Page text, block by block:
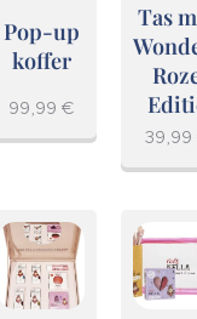
Pop-up
koffer
99,99 €
Tas
39,99